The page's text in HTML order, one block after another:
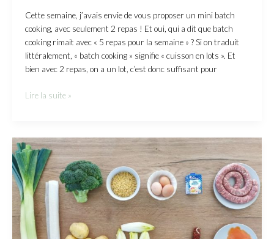
Cette semaine, j’avais envie de vous proposer un mini batch
cooking, avec seulement 2 repas ! Et oui, qui a dit que batch
cooking rimait avec « 5 repas pour la semaine » ? Si on traduit
littéralement, « batch cooking » signifie « cuisson en lots ». Et
bien avec 2 repas, on a un lot, c’est donc suffisant pour
Lire la suite »
Batch
Cooking
Novembre
#12